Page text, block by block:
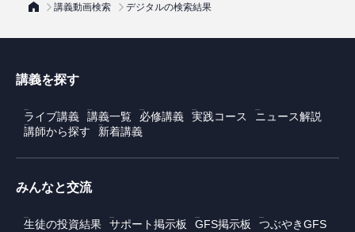
講義動画検索 デジタルの検索結果
講義を探す
ライブ講義 講義一覧 必修講義 実践コース
ニュース解説
講師から探す
新着講義
みんなと交流
生徒の投資結果 サポート掲示板 GFS掲示板 つぶやきGFS